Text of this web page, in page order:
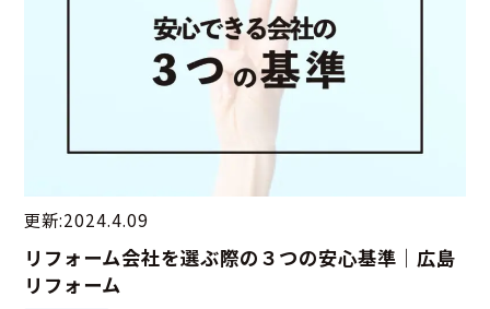
更新:2024.4.09
リフォーム会社を選ぶ際の３つの安心基準｜広島
リフォーム